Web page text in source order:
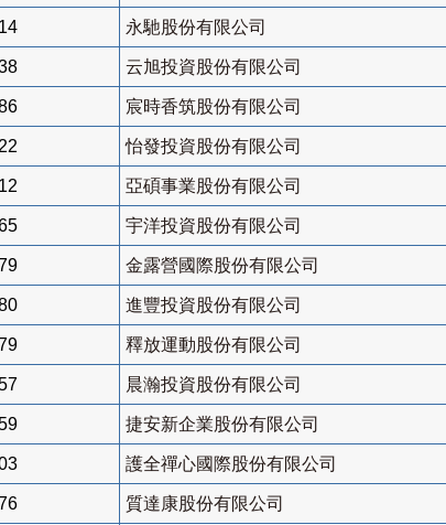
永馳股份有限公司
云旭投資股份有限公司
宸時香筑股份有限公司
怡發投資股份有限公司
亞碩事業股份有限公司
宇洋投資股份有限公司
金露營國際股份有限公司
進豐投資股份有限公司
釋放運動股份有限公司
晨瀚投資股份有限公司
捷安新企業股份有限公司
護全禪心國際股份有限公司
質達康股份有限公司